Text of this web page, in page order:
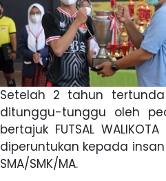
Setelah 2 tahun
ditunggu-tunggu oleh
bertajuk FUTSAL
diperuntukan kepada insan
SMA/SMK/MA.